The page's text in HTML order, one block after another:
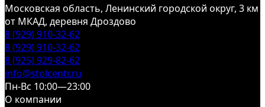
Московская область, Ленинский городской округ, 3 км
от МКАД, деревня Дроздово
8 (929) 910-32-62
8 (929) 910-32-62
8 (925) 929-82-62
info@stolcentr.ru
Пн-Вс 10:00—23:00
О компании